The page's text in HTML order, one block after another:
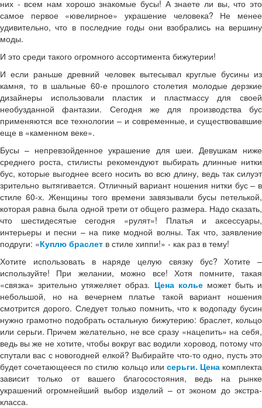
них - всем нам хорошо знакомые бусы! А знаете ли вы, что это
самое первое «ювелирное» украшение человека? Не менее
удивительно, что в последние годы они взобрались на вершину
моды.
И это среди такого огромного ассортимента бижутерии!
И если раньше древний человек вытесывал круглые бусины из
камня, то в шальные 60-е прошлого столетия молодые дерзкие
дизайнеры использовали пластик и пластмассу для своей
необузданной фантазии. Сегодня же для производства бус
применяются все технологии – и современные, и существовавшие
еще в «каменном веке».
Бусы – непревзойденное украшение для шеи. Девушкам ниже
среднего роста, стилисты рекомендуют выбирать длинные нитки
бус, которые выгоднее всего носить во всю длину, ведь так силуэт
зрительно вытягивается. Отличный вариант ношения нитки бус – в
стиле 60-х. Женщины того времени завязывали бусы петелькой,
которая равна была одной трети от общего размера. Надо сказать,
что шестидесятые сегодня «рулят»! Платья и аксессуары,
интерьеры и песни – на пике модной волны. Так что, заявление
подруги: «Куплю браслет в стиле хиппи!» - как раз в тему!
Хотите использовать в наряде целую связку бус? Хотите –
используйте! При желании, можно все! Хотя помните, такая
«связка» зрительно утяжеляет образ. Цена кольеможет быть и
небольшой, но на вечернем платье такой вариант ношения
смотрится дорого. Следует только помнить, что к водопаду бусин
нужно грамотно подобрать остальную бижутерию: браслет, кольцо
или серьги. Причем желательно, не все сразу «нацепить» на себя,
ведь вы же не хотите, чтобы вокруг вас водили хоровод, потому что
спутали вас с новогодней елкой? Выбирайте что-то одно, пусть это
будет сочетающееся по стилю кольцо или серьги. Ценакомплекта
зависит только от вашего благосостояния, ведь на рынке
украшений огромнейший выбор изделий – от эконом до экстра-
класса.